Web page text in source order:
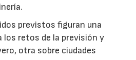
previstos figuran una
los retos de la previsión y
otra sobre ciudades